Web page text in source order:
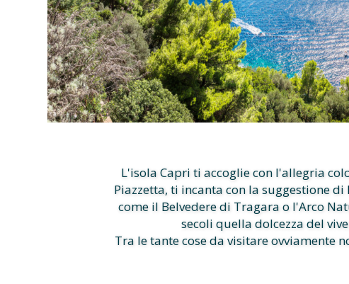
L'isola Capri ti accoglie con l'allegria
Piazzetta, ti incanta con la suggestione
come il Belvedere di Tragara o l'Arco
secoli quella dolcezza del
Tra le tante cose da visitare ovviamente